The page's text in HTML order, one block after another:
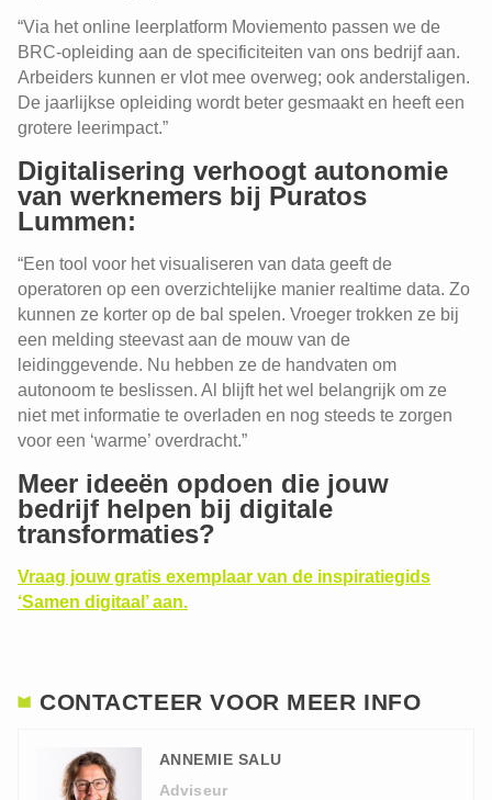
“Via het online leerplatform Moviemento passen we de
BRC-opleiding aan de specificiteiten van ons bedrijf aan.
Arbeiders kunnen er vlot mee overweg; ook anderstaligen.
De jaarlijkse opleiding wordt beter gesmaakt en heeft een
grotere leerimpact.”
Digitalisering verhoogt autonomie
van werknemers bij Puratos
Lummen:
“Een tool voor het visualiseren van data geeft de
operatoren op een overzichtelijke manier realtime data. Zo
kunnen ze korter op de bal spelen. Vroeger trokken ze bij
een melding steevast aan de mouw van de
leidinggevende. Nu hebben ze de handvaten om
autonoom te beslissen. Al blijft het wel belangrijk om ze
niet met informatie te overladen en nog steeds te zorgen
voor een ‘warme’ overdracht.”
Meer ideeën opdoen die jouw
bedrijf helpen bij digitale
transformaties?
Vraag jouw gratis exemplaar van de inspiratiegids
‘Samen digitaal’ aan.
CONTACTEER VOOR MEER INFO
ANNEMIE SALU
Adviseur